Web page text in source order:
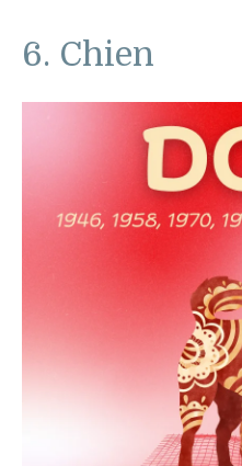
6. Chien